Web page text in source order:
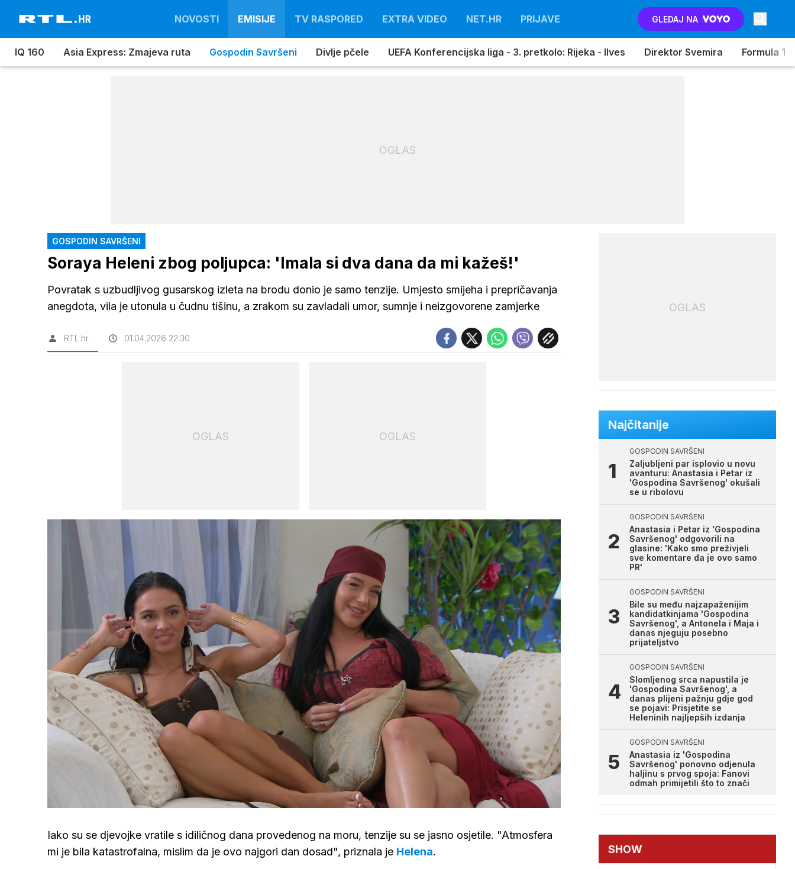
NOVOSTI EMISIJE TV RASPORED EXTRA VIDEO NET.HR PRIJAVE GLEDAJ NA
IQ 160 Asia Express: Zmajeva ruta Gospodin Savršeni Divlje pčele UEFA Konferencijska liga - 3. pretkolo: Rijeka - Ilves Direktor Svemira Formula 1
OGLAS
GOSPODIN SAVRŠENI
Soraya Heleni zbog poljupca: 'Imala si dva dana da mi kažeš!'
Povratak s uzbudljivog gusarskog izleta na brodu donio je samo tenzije. Umjesto smijeha i prepričavanja
anegdota, vila je utonula u čudnu tišinu, a zrakom su zavladali umor, sumnje i neizgovorene zamjerke
RTL.hr 01.04.2026 22:30
OGLAS OGLAS
zvuk
93.37%
Iako su se djevojke vratile s idiličnog dana provedenog na moru, tenzije su se jasno osjetile. "Atmosfera
mi je bila katastrofalna, mislim da je ovo najgori dan dosad", priznala je Helena.
OGLAS
Najčitanije
GOSPODIN SAVRŠENI
Zaljubljeni par isplovio u novu
avanturu: Anastasia i Petar iz
'Gospodina Savršenog' okušali
se u ribolovu
GOSPODIN SAVRŠENI
Anastasia i Petar iz 'Gospodina
Savršenog' odgovorili na
glasine: 'Kako smo preživjeli
sve komentare da je ovo samo
PR'
GOSPODIN SAVRŠENI
Bile su među najzapaženijim
kandidatkinjama 'Gospodina
Savršenog', a Antonela i Maja i
danas njeguju posebno
prijateljstvo
GOSPODIN SAVRŠENI
Slomljenog srca napustila je
'Gospodina Savršenog', a
danas plijeni pažnju gdje god
se pojavi: Prisjetite se
Heleninih najljepših izdanja
GOSPODIN SAVRŠENI
Anastasia iz 'Gospodina
Savršenog' ponovno odjenula
haljinu s prvog spoja: Fanovi
odmah primijetili što to znači
SHOW